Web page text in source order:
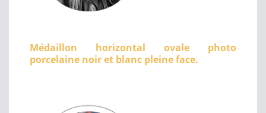
Médaillon horizontal ovale photo
porcelaine noir et blanc pleine face.